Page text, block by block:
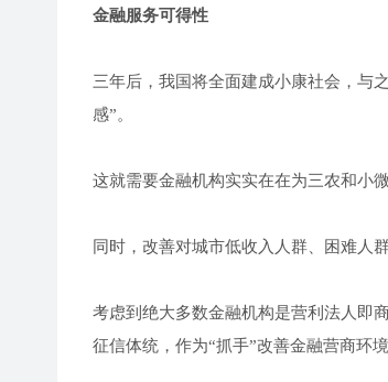
金融服务可得性
三年后，我国将全面建成小康社会，与
感”。
这就需要金融机构实实在在为三农和小
同时，改善对城市低收入人群、困难人
考虑到绝大多数金融机构是营利法人即
征信体统，作为“抓手”改善金融营商环